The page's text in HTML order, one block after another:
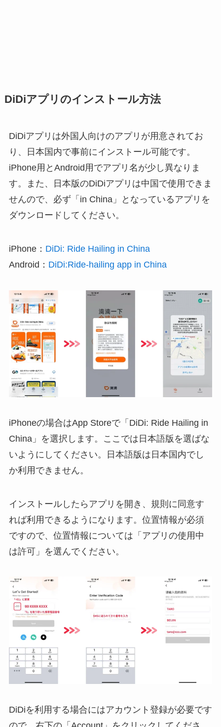
DiDiアプリのインストール方法
DiDiアプリは外国人向けのアプリが用意されてお
り、日本国内で事前にインストール可能です。
iPhone用とAndroid用でアプリ名が少し異なりま
す。また、日本版のDiDiアプリは中国で使用できま
せんので、必ず「in China」となっているアプリを
ダウンロードしてください。
iPhone： DiDi: Ride Hailing in China
Android： DiDi:Ride-hailing app in China
iPhoneの場合はApp Storeで「DiDi: Ride Hailing in
China」を選択します。ここでは日本語版を選ばな
いようにしてください。日本語版は日本国内でし
か利用できません。
インストールしたらアプリを開き、規則に同意す
れば利用できるようになります。位置情報が必須
ですので、位置情報については「アプリの使用中
は許可」を選んでください。
DiDiを利用する場合にはアカウント登録が必要です